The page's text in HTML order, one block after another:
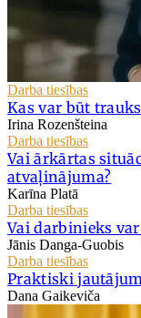
Darba tiesības
Kas var būt
Irina Rozenšteina
Darba tiesības
Vai ārkārtas
atvaļinājuma?
Karīna Platā
Darba tiesības
Vai darbinieks
Jānis Danga-Guobis
Darba tiesības
Praktiski
Dana Gaikeviča